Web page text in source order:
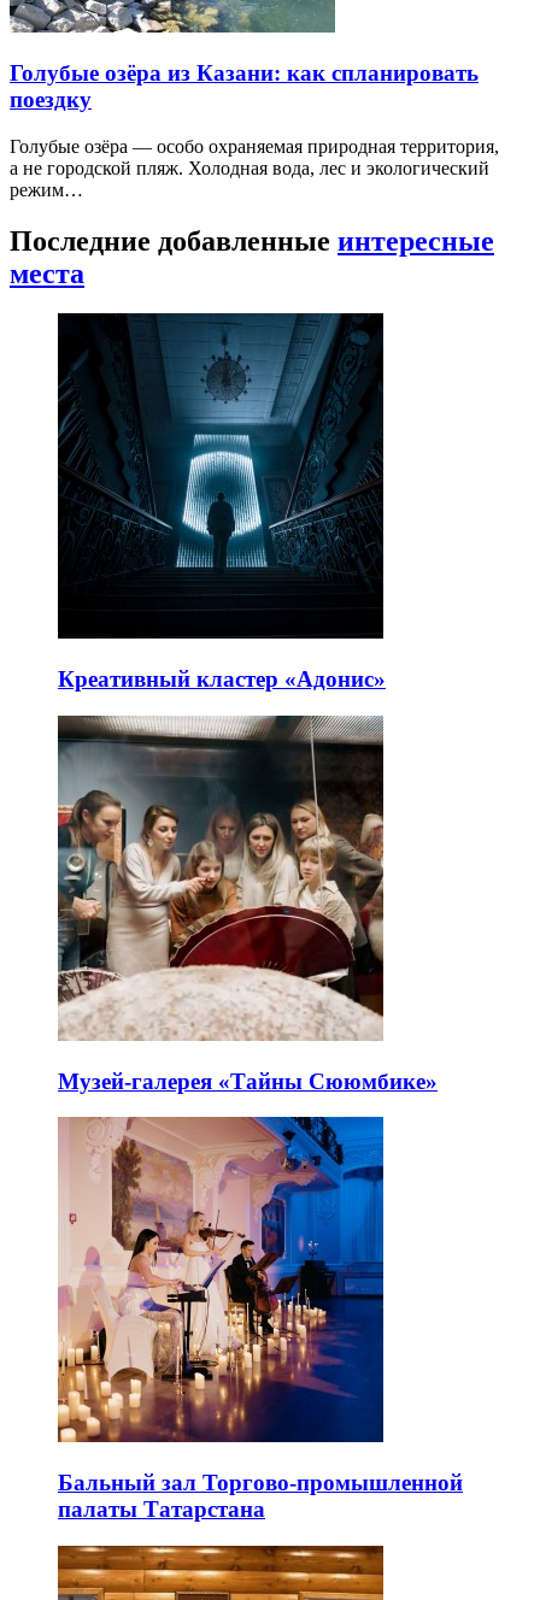
Голубые озёра из Казани: как спланировать
поездку
Голубые озёра — особо охраняемая природная территория,
а не городской пляж. Холодная вода, лес и экологический
режим…
Последние добавленные интересные
места
Креативный кластер «Адонис»
Музей-галерея «Тайны Сююмбике»
Бальный зал Торгово-промышленной
палаты Татарстана